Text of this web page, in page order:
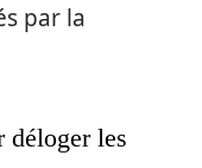
par la
déloger les